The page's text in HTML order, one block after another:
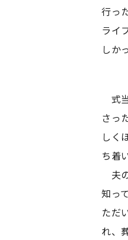
行っ
ライ
しか
式
さっ
しく
ち着
夫
知っ
ただ
れ、